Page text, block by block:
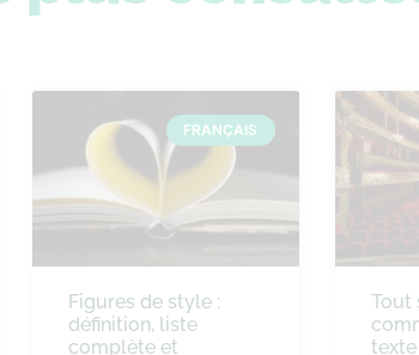
FRANÇAIS
Figures de style :
définition, liste
complète et
Tout